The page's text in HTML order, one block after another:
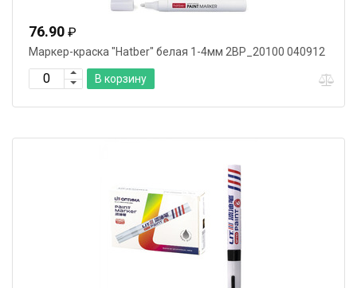
76.90 ₽
Маркер-краска "Hatber" белая 1-4мм 2ВР_20100 040912
В корзину